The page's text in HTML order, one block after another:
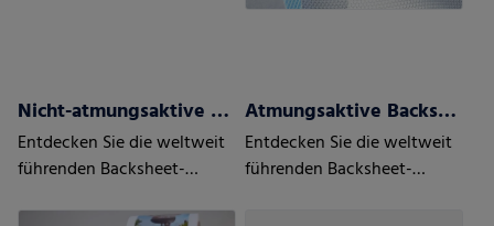
Nicht-atmungsaktive Backsheets
Entdecken Sie die weltweit
führenden Backsheet-
Atmungsaktive Backsheets
Entdecken Sie die weltweit
führenden Backsheet-